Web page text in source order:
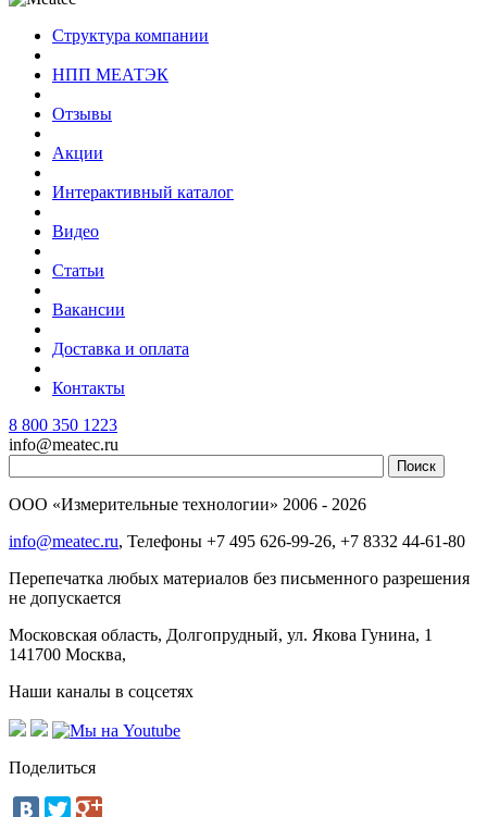
Структура компании
НПП МЕАТЭК
Отзывы
Акции
Интерактивный каталог
Видео
Статьи
Вакансии
Доставка и оплата
Контакты
8 800 350 1223
info@meatec.ru
ООО «Измерительные технологии» 2006 - 2026
info@meatec.ru, Телефоны +7 495 626-99-26, +7 8332 44-61-80
Перепечатка любых материалов без письменного разрешения
не допускается
Московская область, Долгопрудный, ул. Якова Гунина, 1
141700 Москва,
Наши каналы в соцсетях
Поделиться